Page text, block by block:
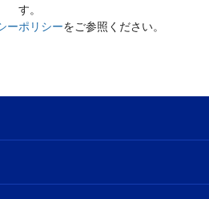
す。
ーポリシーをご参照ください。